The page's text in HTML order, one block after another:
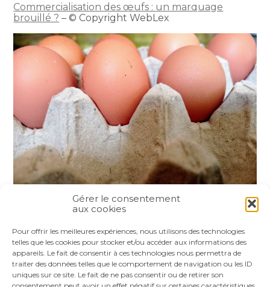
Gérer le consentement
aux cookies
Pour offrir les meilleures expériences, nous utilisons des technologies
telles que les cookies pour stocker et/ou accéder aux informations des
appareils. Le fait de consentir à ces technologies nous permettra de
traiter des données telles que le comportement de navigation ou les ID
uniques sur ce site. Le fait de ne pas consentir ou de retirer son
Commercialisation des œufs : un marquage
brouillé ? – © Copyright WebLex
FaceBook
TwitterLinkedIn